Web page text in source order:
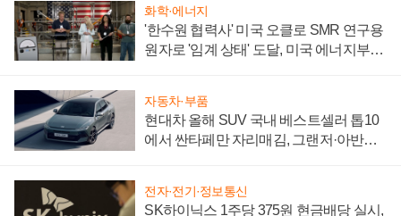
화학·에너지
'한수원 협력사' 미국 오클로 SMR 연구용
원자로 '임계 상태' 도달, 미국 에너지부
자동차·부품
현대차 올해 SUV 국내 베스트셀러 톱10
에서 싼타페만 자리매김, 그랜저·아반떼
전자·전기·정보통신
SK하이닉스 1주당 375원 현금배당 실시,